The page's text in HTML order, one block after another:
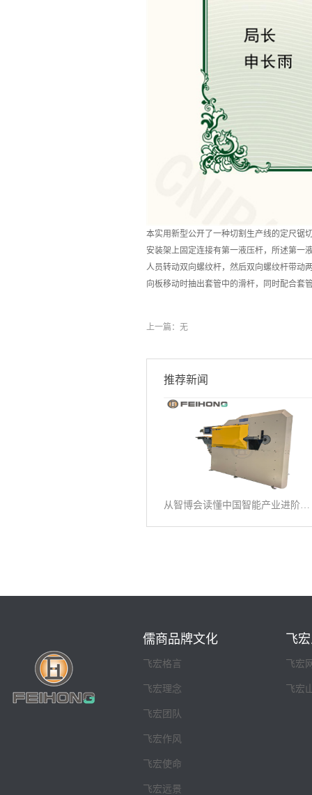
本实用新型公开了一种切割生产线的定尺锯
安装架上固定连接有第一液压杆，所述第一
人员转动双向螺纹杆，然后双向螺纹杆带动
向板移动时抽出套管中的滑杆，同时配合套
上一篇：无
推荐新闻
儒商品牌文化
飞宏格言
飞宏理念
飞宏团队
飞宏作风
飞宏使命
飞宏远景
飞
飞宏
飞宏